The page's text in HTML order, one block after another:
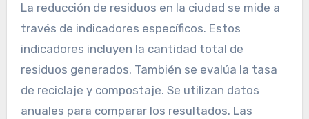
La reducción de residuos en la ciudad se mide a
través de indicadores específicos. Estos
indicadores incluyen la cantidad total de
residuos generados. También se evalúa la tasa
de reciclaje y compostaje. Se utilizan datos
anuales para comparar los resultados. Las